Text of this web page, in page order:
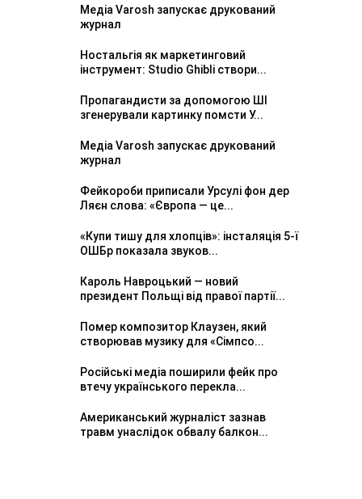
Медіа Varosh запускає друкований
журнал
Ностальгія як маркетинговий
інструмент: Studio Ghibli створи...
Пропагандисти за допомогою ШІ
згенерували картинку помсти У...
Медіа Varosh запускає друкований
журнал
Фейкороби приписали Урсулі фон дер
Ляєн слова: «Європа — це...
«Купи тишу для хлопців»: інсталяція 5-ї
ОШБр показала звуков...
Кароль Навроцький — новий
президент Польщі від правої партії...
Помер композитор Клаузен, який
створював музику для «Сімпсо...
Російські медіа поширили фейк про
втечу українського перекла...
Американський журналіст зазнав
травм унаслідок обвалу балкон...